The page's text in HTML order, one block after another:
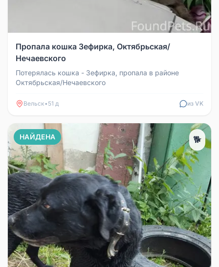
Пропала кошка Зефирка, Октябрьская/
Нечаевского
Потерялась кошка - Зефирка, пропала в районе
Октябрьская/Нечаевского
Вельск• 51 д из VK
НАЙДЕНА 🐕